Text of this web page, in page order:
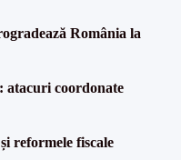
România la
atacuri coordonate
reformele fiscale